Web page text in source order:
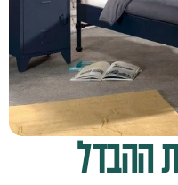
ההבדל